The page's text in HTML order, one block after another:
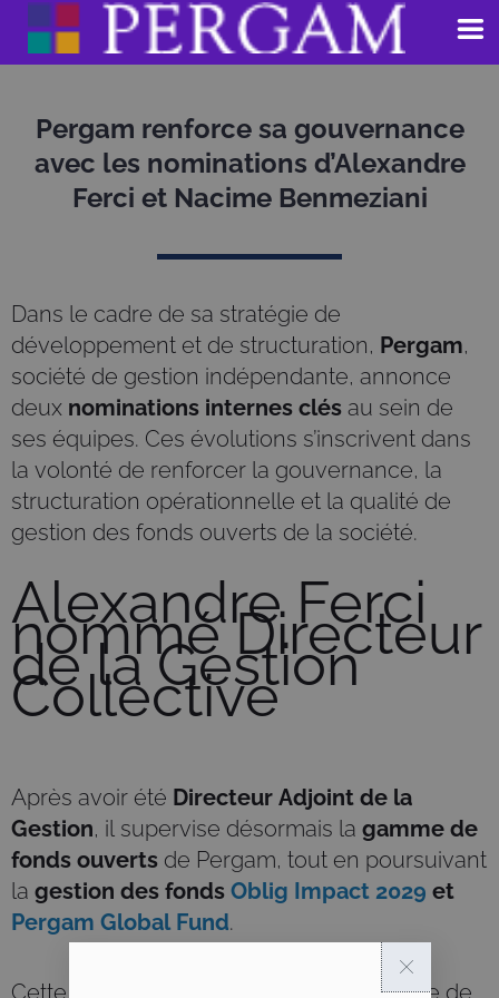
Pergam renforce sa gouvernance
avec les nominations d’Alexandre
Ferci et Nacime Benmeziani
Dans le cadre de sa stratégie de
développement et de structuration, Pergam,
société de gestion indépendante, annonce
deux nominations internes clés au sein de
ses équipes. Ces évolutions s’inscrivent dans
la volonté de renforcer la gouvernance, la
structuration opérationnelle et la qualité de
gestion des fonds ouverts de la société.
Alexandre Ferci
nommé Directeur
de la Gestion
Collective
Après avoir été Directeur Adjoint de la
Gestion, il supervise désormais la gamme de
fonds ouverts de Pergam, tout en poursuivant
la gestion des fonds Oblig Impact 2029 et
Pergam Global Fund.
Cette nomination s’inscrit dans la stratégie de